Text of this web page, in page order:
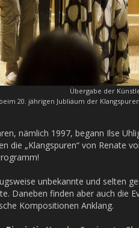
Übergabe der
beim 20. jährigen Jubliäum der
nämlich 1997, begann Ilse
die „Klangspuren“ von Renate
unbekannte und selten
Daneben finden aber auch die
Kompositionen Anklang.